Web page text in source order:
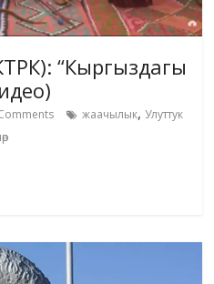
“Кыргыздагы
жаачылык, Улуттук